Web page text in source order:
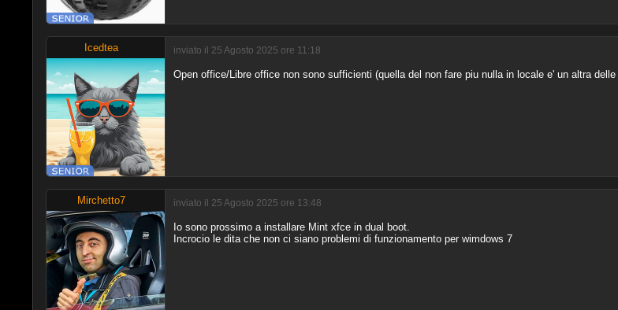
Icedtea inviato il 25 Agosto 2025 ore 11:18
Open office/Libre office non sono sufficienti (quella del non fare piu nulla in locale e' un altra
Mirchetto7 inviato il 25 Agosto 2025 ore 13:48
Io sono prossimo a installare Mint xfce in dual boot.
Incrocio le dita che non ci siano problemi di funzionamento per wimdows 7